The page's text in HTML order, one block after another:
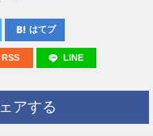
はてブ
RSS LINE
アする